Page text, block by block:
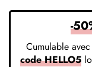
-
Cumulable avec
code HELLO5